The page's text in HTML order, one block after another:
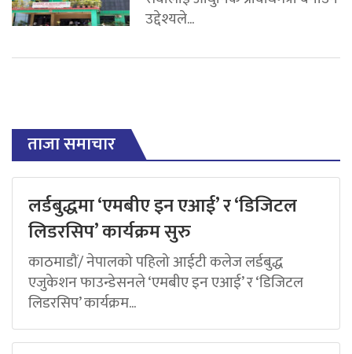
उद्देश्यले...
ताजा समाचार
लर्डबुद्धमा ‘एमबीए इन एआई’ र ‘डिजिटल
लिडरसिप’ कार्यक्रम सुरु
काठमाडौं/ नेपालको पहिलो आईटी कलेज लर्डबुद्ध
एजुकेशन फाउन्डेसनले ‘एमबीए इन एआई’ र ‘डिजिटल
लिडरसिप’ कार्यक्रम...